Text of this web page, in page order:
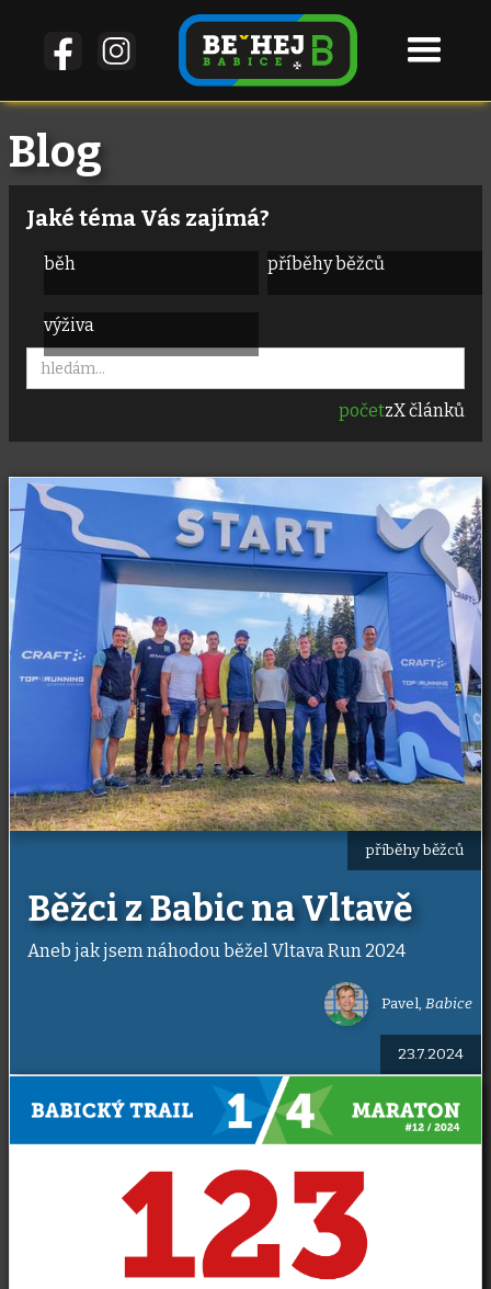
Blog
Jaké téma Vás zajímá?
běh příběhy běžců
výživa
početzXčlánků
příběhy běžců
Běžci z Babic na Vltavě
Aneb jak jsem náhodou běžel Vltava Run 2024
Pavel, Babice
23.7.2024